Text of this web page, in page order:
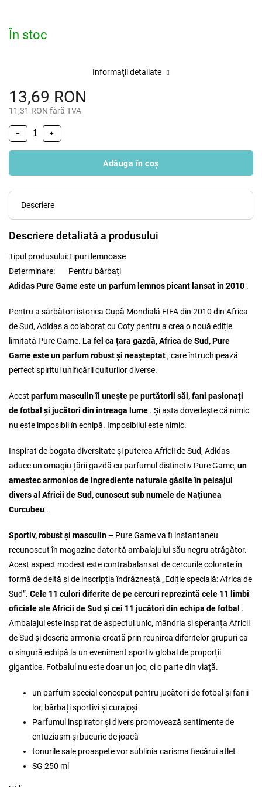
13,69 RON
11,31 RON fără TVA
În stoc
+
−
Adăuga în coş
Informaţii detaliate
Descriere
Descriere detaliată a produsului
Tipul produsului:Tipuri lemnoase
Determinare:
Pentru bărbați
Adidas Pure Game este un parfum lemnos picant lansat în 2010 .
Pentru a sărbători istorica Cupă Mondială FIFA din 2010 din Africa
de Sud, Adidas a colaborat cu Coty pentru a crea o nouă ediție
limitată Pure Game. La fel ca țara gazdă, Africa de Sud, Pure
Game este un parfum robust și neașteptat , care întruchipează
perfect spiritul unificării culturilor diverse.
Acest parfum masculin îi unește pe purtătorii săi, fani pasionați
de fotbal și jucători din întreaga lume . Și asta dovedește că nimic
nu este imposibil în echipă. Imposibilul este nimic.
Inspirat de bogata diversitate și puterea Africii de Sud, Adidas
aduce un omagiu țării gazdă cu parfumul distinctiv Pure Game, un
amestec armonios de ingrediente naturale găsite în peisajul
divers al Africii de Sud, cunoscut sub numele de Națiunea
Curcubeu .
Sportiv, robust și masculin – Pure Game va fi instantaneu
recunoscut în magazine datorită ambalajului său negru atrăgător.
Acest aspect modest este contrabalansat de cercurile colorate în
formă de deltă și de inscripția îndrăzneață „Ediție specială: Africa de
Sud”. Cele 11 culori diferite de pe cercuri reprezintă cele 11 limbi
oficiale ale Africii de Sud și cei 11 jucători din echipa de fotbal .
Ambalajul este inspirat de aspectul unic, mândria și speranța Africii
de Sud și descrie armonia creată prin reunirea diferitelor grupuri ca
o singură echipă la un eveniment sportiv global de proporții
gigantice. Fotbalul nu este doar un joc, ci o parte din viață.
un parfum special conceput pentru jucătorii de fotbal și fanii
lor, bărbați sportivi și curajoși
Parfumul inspirator și divers promovează sentimente de
entuziasm și bucurie de joacă
tonurile sale proaspete vor sublinia carisma fiecărui atlet
SG 250 ml